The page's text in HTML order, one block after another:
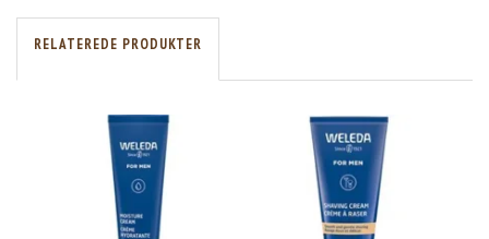
RELATEREDE PRODUKTER